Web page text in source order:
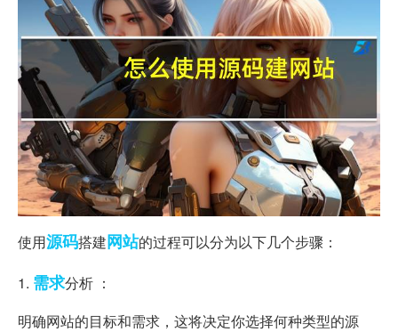
使用源码搭建网站的过程可以分为以下几个步骤：
1. 需求分析 ：
明确网站的目标和需求，这将决定你选择何种类型的源